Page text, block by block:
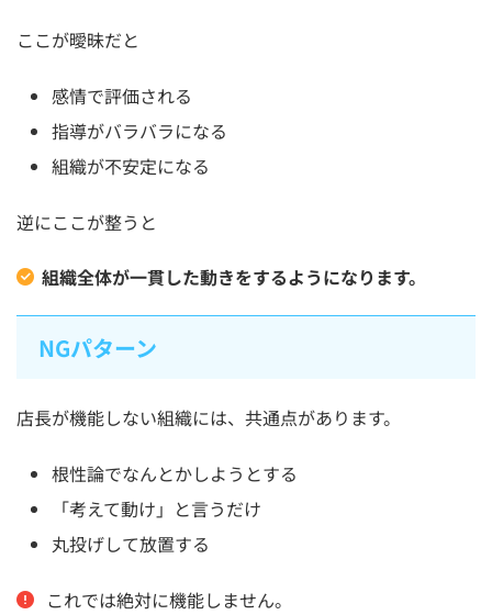
ここが曖昧だと
感情で評価される
指導がバラバラになる
組織が不安定になる
逆にここが整うと
組織全体が一貫した動きをするようになります。
NGパターン
店長が機能しない組織には、共通点があります。
根性論でなんとかしようとする
「考えて動け」と言うだけ
丸投げして放置する
これでは絶対に機能しません。